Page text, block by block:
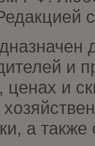
и
ценах и
а